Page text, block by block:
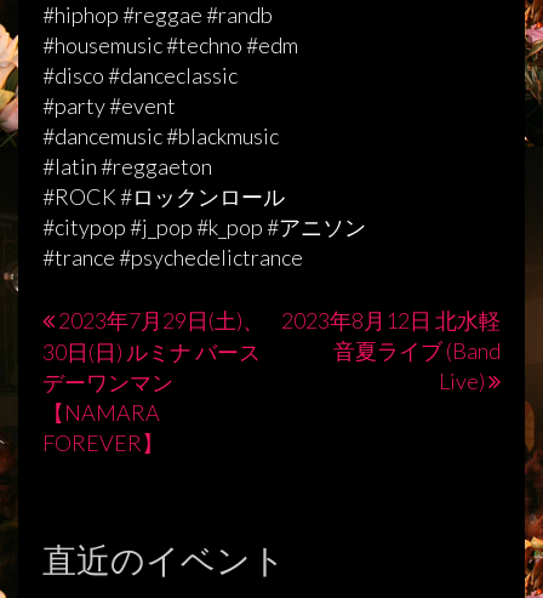
#hiphop #reggae #randb
#housemusic #techno #edm
#disco #danceclassic
#party #event
#dancemusic #blackmusic
#latin #reggaeton
#ROCK #ロックンロール
#citypop #j_pop #k_pop #アニソン
#trance #psychedelictrance
投
稿
ナ
ー
2023年7月29日(土)、
30日(日) ルミナ バース
デーワンマン
【NAMARA
FOREVER】
2023年8月12日 北水軽
音夏ライブ (Band
Live)
直近のイベント